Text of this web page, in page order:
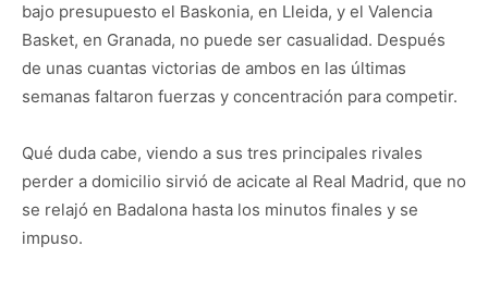
bajo presupuesto el Baskonia, en Lleida, y el Valencia
Basket, en Granada, no puede ser casualidad. Después
de unas cuantas victorias de ambos en las últimas
semanas faltaron fuerzas y concentración para competir.
Qué duda cabe, viendo a sus tres principales rivales
perder a domicilio sirvió de acicate al Real Madrid, que no
se relajó en Badalona hasta los minutos finales y se
impuso.